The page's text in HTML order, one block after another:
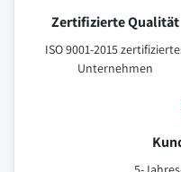
Zertifizierte Qualität
ISO 9001-2015
Unternehmen